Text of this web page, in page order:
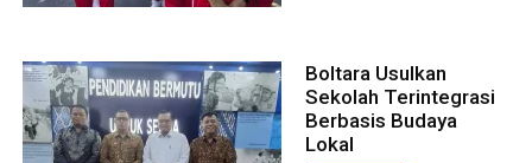
Boltara Usulkan
Sekolah Terintegrasi
Berbasis Budaya
Lokal